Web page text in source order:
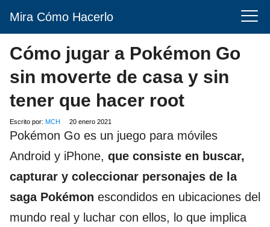
Mira Cómo Hacerlo
Cómo jugar a Pokémon Go
sin moverte de casa y sin
tener que hacer root
Escrito por: MCH 20 enero 2021
Pokémon Go es un juego para móviles
Android y iPhone, que consiste en buscar,
capturar y coleccionar personajes de la
saga Pokémon escondidos en ubicaciones del
mundo real y luchar con ellos, lo que implica